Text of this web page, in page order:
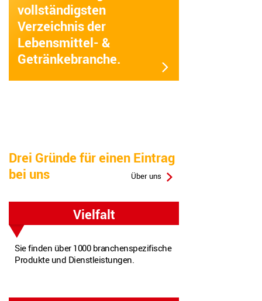
Drei Gründe für einen Eintrag
bei uns
Über uns
Vielfalt
Sie finden über 1000 branchenspezifische
Produkte und Dienstleistungen.
vollständigsten
Verzeichnis der
Lebensmittel- &
Getränke­branche.